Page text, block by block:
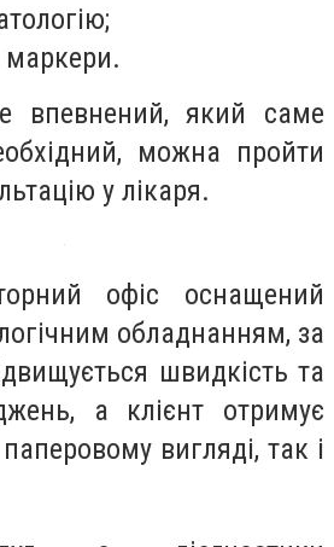
маркери.
впевнений, який саме
можна пройти
у лікаря.
офіс оснащений
обладнанням, за
швидкість та
а клієнт отримує
вигляді, так і